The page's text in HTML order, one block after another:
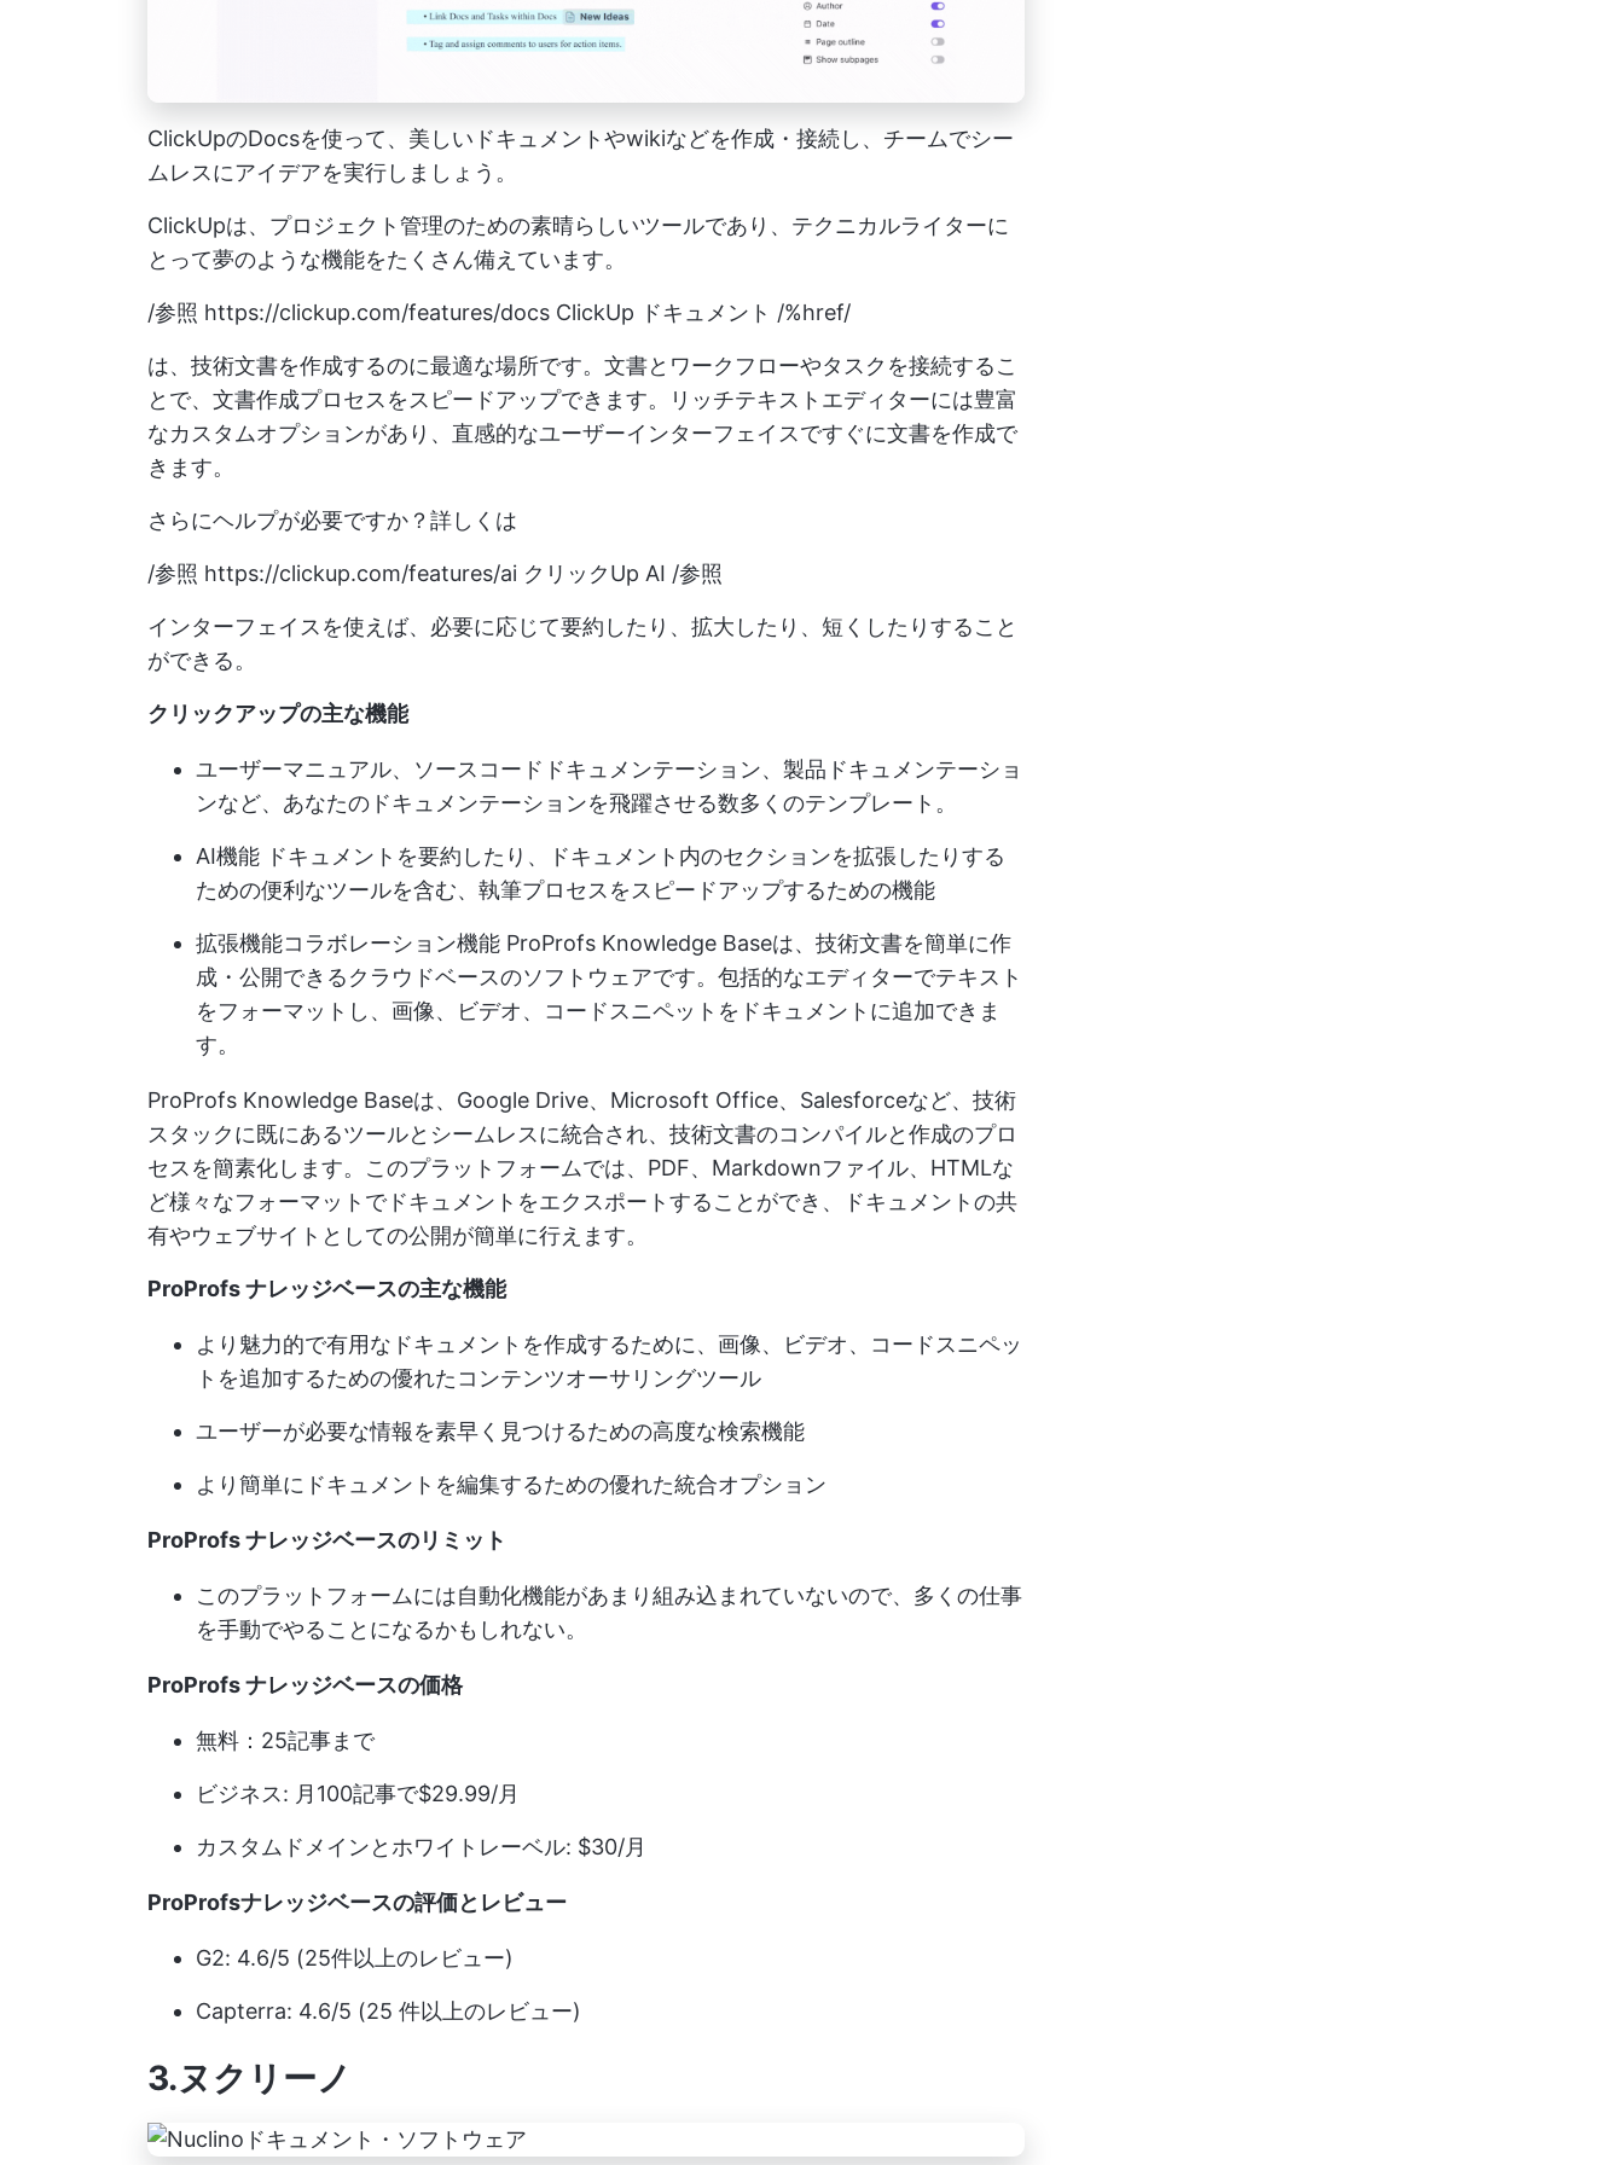
ClickUpのDocsを使って、美しいドキュメントやwikiなどを作成・接続し、チームでシー
ムレスにアイデアを実行しましょう。
ClickUpは、プロジェクト管理のための素晴らしいツールであり、テクニカルライターに
とって夢のような機能をたくさん備えています。
/参照 https://clickup.com/features/docs ClickUp ドキュメント /%href/
は、技術文書を作成するのに最適な場所です。文書とワークフローやタスクを接続するこ
とで、文書作成プロセスをスピードアップできます。リッチテキストエディターには豊富
なカスタムオプションがあり、直感的なユーザーインターフェイスですぐに文書を作成で
きます。
さらにヘルプが必要ですか？詳しくは
/参照 https://clickup.com/features/ai クリックUp AI /参照
インターフェイスを使えば、必要に応じて要約したり、拡大したり、短くしたりすること
ができる。
クリックアップの主な機能
ユーザーマニュアル、ソースコードドキュメンテーション、製品ドキュメンテーショ
ンなど、あなたのドキュメンテーションを飛躍させる数多くのテンプレート。
AI機能 ドキュメントを要約したり、ドキュメント内のセクションを拡張したりする
ための便利なツールを含む、執筆プロセスをスピードアップするための機能
拡張機能コラボレーション機能 ProProfs Knowledge Baseは、技術文書を簡単に作
成・公開できるクラウドベースのソフトウェアです。包括的なエディターでテキスト
をフォーマットし、画像、ビデオ、コードスニペットをドキュメントに追加できま
す。
ProProfs Knowledge Baseは、Google Drive、Microsoft Office、Salesforceなど、技術
スタックに既にあるツールとシームレスに統合され、技術文書のコンパイルと作成のプロ
セスを簡素化します。このプラットフォームでは、PDF、Markdownファイル、HTMLな
ど様々なフォーマットでドキュメントをエクスポートすることができ、ドキュメントの共
有やウェブサイトとしての公開が簡単に行えます。
ProProfs ナレッジベースの主な機能
より魅力的で有用なドキュメントを作成するために、画像、ビデオ、コードスニペッ
トを追加するための優れたコンテンツオーサリングツール
ユーザーが必要な情報を素早く見つけるための高度な検索機能
より簡単にドキュメントを編集するための優れた統合オプション
ProProfs ナレッジベースのリミット
このプラットフォームには自動化機能があまり組み込まれていないので、多くの仕事
を手動でやることになるかもしれない。
ProProfs ナレッジベースの価格
無料：25記事まで
ビジネス: 月100記事で$29.99/月
カスタムドメインとホワイトレーベル: $30/月
ProProfsナレッジベースの評価とレビュー
G2: 4.6/5 (25件以上のレビュー)
Capterra: 4.6/5 (25 件以上のレビュー)
3.ヌクリーノ